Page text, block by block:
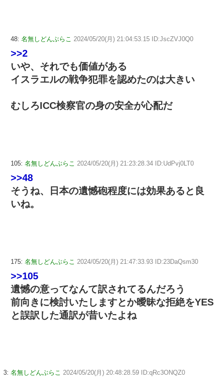
48: 名無しどんぶらこ 2024/05/20(月) 21:04:53.15 ID:JscZVJ0Q0
>>2
いや、それでも価値がある
イスラエルの戦争犯罪を認めたのは大きい
むしろICC検察官の身の安全が心配だ
105: 名無しどんぶらこ 2024/05/20(月) 21:23:28.34 ID:UdPvj0LT0
>>48
そうね、日本の遺憾砲程度には効果あると良
いね。
175: 名無しどんぶらこ 2024/05/20(月) 21:47:33.93 ID:23DaQsm30
>>105
遺憾の意ってなんて訳されてるんだろう
前向きに検討いたしますとか曖昧な拒絶をYES
と誤訳した通訳が昔いたよね
3: 名無しどんぶらこ 2024/05/20(月) 20:48:28.59 ID:qRc3ONQZ0